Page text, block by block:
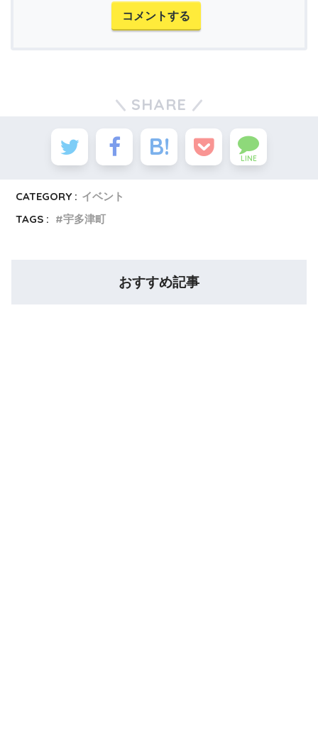
コメントする
SHARE
LINE
CATEGORY : イベント
TAGS :
宇多津町
おすすめ記事